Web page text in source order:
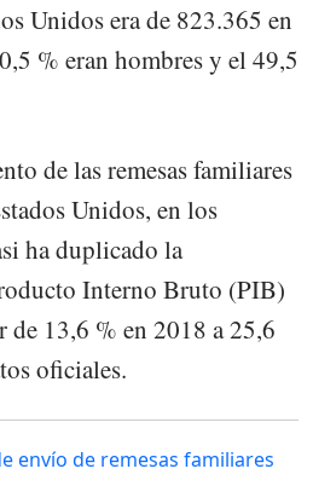
Unidos era de 823.365 en
% eran hombres y el 49,5
de las remesas familiares
Unidos, en los
ha duplicado la
Interno Bruto (PIB)
de 13,6 % en 2018 a 25,6
oficiales.
envío de remesas familiares